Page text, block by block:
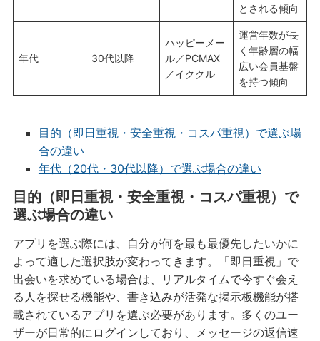
とされる傾向
年代 30代以降
ハッピーメー
ル／PCMAX
／イククル
運営年数が長
く年齢層の幅
広い会員基盤
を持つ傾向
目的（即日重視・安全重視・コスパ重視）で選ぶ場
合の違い
年代（20代・30代以降）で選ぶ場合の違い
目的（即日重視・安全重視・コスパ重視）で
選ぶ場合の違い
アプリを選ぶ際には、自分が何を最も最優先したいかに
よって適した選択肢が変わってきます。「即日重視」で
出会いを求めている場合は、リアルタイムで今すぐ会え
る人を探せる機能や、書き込みが活発な掲示板機能が搭
載されているアプリを選ぶ必要があります。多くのユー
ザーが日常的にログインしており、メッセージの返信速